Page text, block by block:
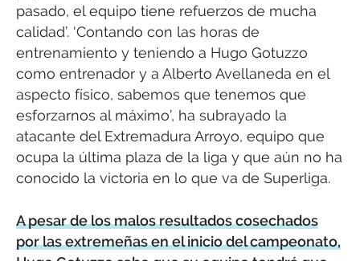
pasado, el equipo tiene refuerzos de mucha
calidad’. ‘Contando con las horas de
entrenamiento y teniendo a Hugo Gotuzzo
como entrenador y a Alberto Avellaneda en el
aspecto físico, sabemos que tenemos que
esforzarnos al máximo’, ha subrayado la
atacante del Extremadura Arroyo, equipo que
ocupa la última plaza de la liga y que aún no ha
conocido la victoria en lo que va de Superliga.
A pesar de los malos resultados cosechados
por las extremeñas en el inicio del campeonato,